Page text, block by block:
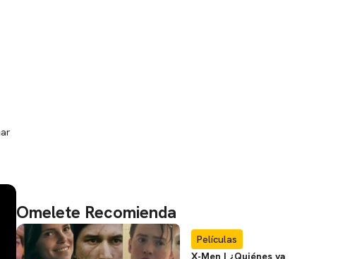
Omelete Recomienda
Películas
X-Men | ¿Quiénes ya